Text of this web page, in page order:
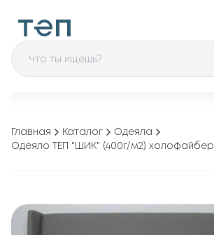
Главная Каталог
Одеяла
Одеяло ТЕП "ШИК" (400г/м2) холофайбер